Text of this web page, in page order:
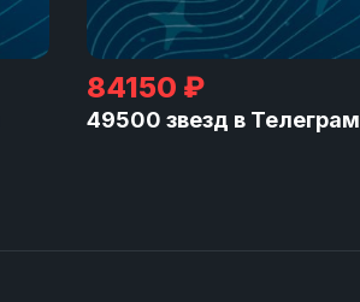
84150 ₽
49500 звезд в Телеграм